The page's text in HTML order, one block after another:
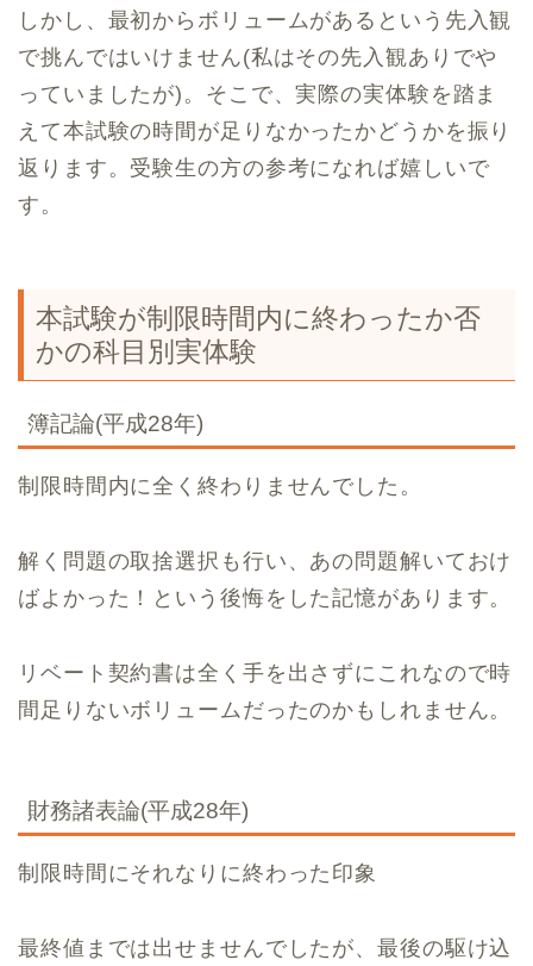
しかし、最初からボリュームがあるという先入観
で挑んではいけません(私はその先入観ありでや
っていましたが)。そこで、実際の実体験を踏ま
えて本試験の時間が足りなかったかどうかを振り
返ります。受験生の方の参考になれば嬉しいで
す。
本試験が制限時間内に終わったか否
かの科目別実体験
簿記論(平成28年)
制限時間内に全く終わりませんでした。
解く問題の取捨選択も行い、あの問題解いておけ
ばよかった！という後悔をした記憶があります。
リベート契約書は全く手を出さずにこれなので時
間足りないボリュームだったのかもしれません。
財務諸表論(平成28年)
制限時間にそれなりに終わった印象
最終値までは出せませんでしたが、最後の駆け込